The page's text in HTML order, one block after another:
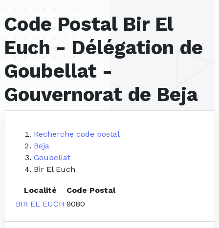
Code Postal Bir El
Euch - Délégation de
Goubellat -
Gouvernorat de Beja
Recherche code postal
Beja
Goubellat
Bir El Euch
Localité
Code Postal
BIR EL EUCH 9080